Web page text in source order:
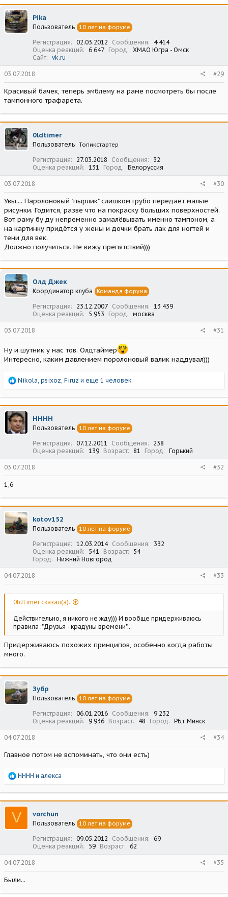
к
ц
и
и
Pika
Пользователь 10 лет на форуме
Регистрация 02.03.2012 Сообщения
4 414
Оценка реакций
6 647 Город
ХМАО Югра - Омск
Сайт
vk.ru
03.07.2018 #29
Красивый бачек, теперь эмблему на раме посмотреть бы после
тампонного трафарета.
0ldtimer
Пользователь Топикстартер
Регистрация 27.03.2018 Сообщения
32
Оценка реакций
131 Город Белоруссия
03.07.2018 #30
Увы.... Паролоновый "пырлик" слишком грубо передаёт малые
рисунки. Годится, разве что на покраску больших поверхностей.
Вот раму бу ду непременно замалёвывать именно тампоном, а
на картинку придётся у жены и дочки брать лак для ногтей и
тени для век.
Должно получиться. Не вижу препятствий)))
Олд Джек
Координатор клуба Команда форума
Регистрация 23.12.2007 Сообщения
13 439
Оценка реакций
5 953 Город москва
03.07.2018 #31
Ну и шутник у нас тов. Олдтаймер
Интересно, каким давлением поролоновый валик наддувал)))
Р
а
к
ц
и
и
Nikola, psixoz, Firuz и еще 1 человек
НННН
Пользователь 10 лет на форуме
Регистрация 07.12.2011 Сообщения
238
Оценка реакций
139 Возраст 81 Город Горький
03.07.2018 #32
1,6
kotov152
Пользователь 10 лет на форуме
Регистрация 12.03.2014 Сообщения
332
Оценка реакций
541 Возраст
54
Город
Нижний Новгород
04.07.2018 #33
0ldtimer сказал(а):
Действительно, я никого не жду))) И вообще придерживаюсь
правила :"Друзья - крадуны времени"...
Придерживаюсь похожих принципов, особенно когда работы
много.
Зубр
Пользователь 10 лет на форуме
Регистрация 06.01.2016 Сообщения
9 232
Оценка реакций
9 936 Возраст 48 Город РБ,г.Минск
04.07.2018 #34
Главное потом не вспоминать, что они есть)
Р
а
к
ц
и
и
НННН и алекса
V vorchun
Пользователь 10 лет на форуме
Регистрация 09.05.2012 Сообщения
69
Оценка реакций
59 Возраст 62
04.07.2018 #35
Были...